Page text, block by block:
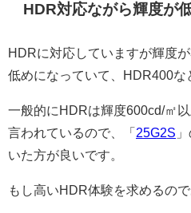
HDR対応ながら輝度が
HDRに対応していますが輝度
低めになっていて、HDR400な
一般的にHDRは輝度600cd/㎡
言われているので、「 25G2S
いた方が良いです。
もし高いHDR体験を求めるので